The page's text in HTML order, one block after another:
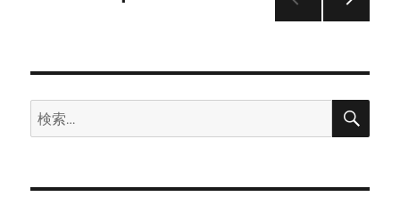
の
日
語
を
の
ペ
検
索:
検